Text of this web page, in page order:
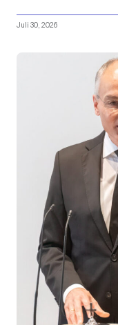
Juli 30, 2026